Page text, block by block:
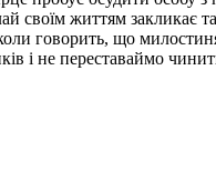
життям закликає
говорить, що
і не переставаймо